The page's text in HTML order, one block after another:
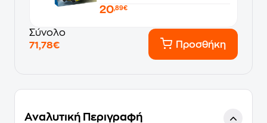
20,89€
Σύνολο
71,78€
Προσθήκη
Αναλυτική Περιγραφή